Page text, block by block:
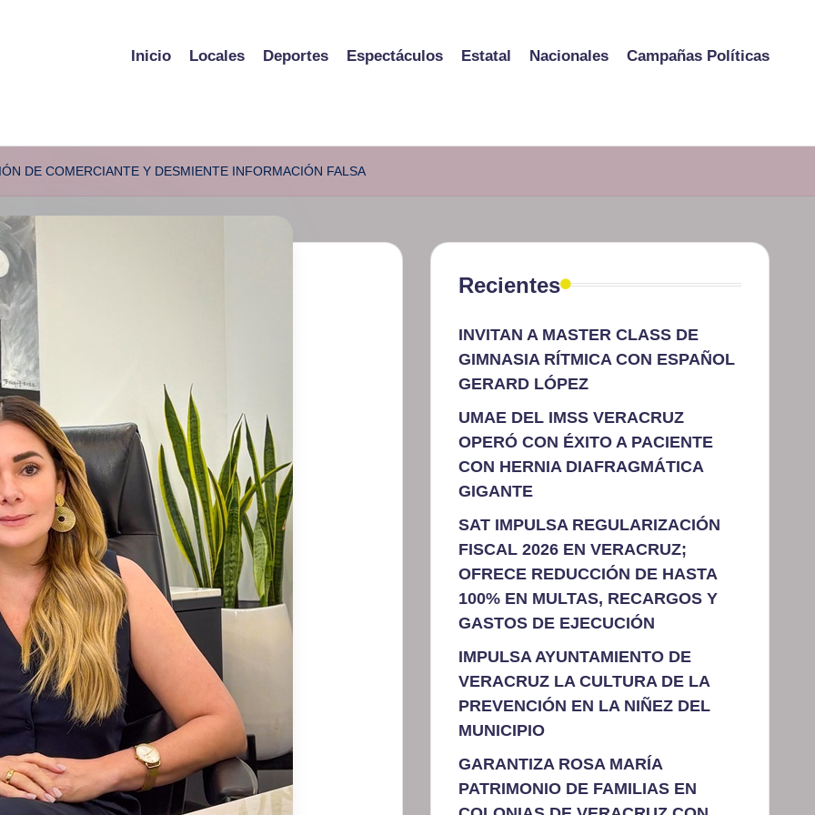
Inicio Locales Deportes Espectáculos Estatal Nacionales Campañas Políticas
DE COMERCIANTE Y DESMIENTE INFORMACIÓN FALSA
Recientes
INVITAN A MASTER CLASS DE
GIMNASIA RÍTMICA CON ESPAÑOL
GERARD LÓPEZ
UMAE DEL IMSS VERACRUZ
OPERÓ CON ÉXITO A PACIENTE
CON HERNIA DIAFRAGMÁTICA
GIGANTE
SAT IMPULSA REGULARIZACIÓN
FISCAL 2026 EN VERACRUZ;
OFRECE REDUCCIÓN DE HASTA
100% EN MULTAS, RECARGOS Y
GASTOS DE EJECUCIÓN
IMPULSA AYUNTAMIENTO DE
VERACRUZ LA CULTURA DE LA
PREVENCIÓN EN LA NIÑEZ DEL
MUNICIPIO
GARANTIZA ROSA MARÍA
PATRIMONIO DE FAMILIAS EN